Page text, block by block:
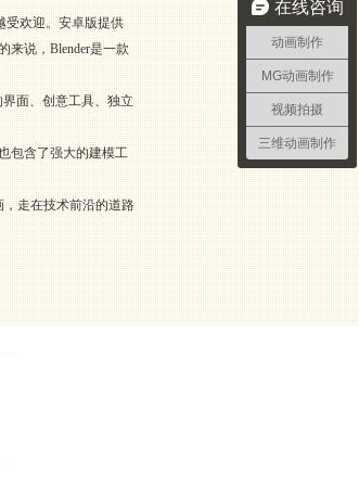
受欢迎。安卓版提供
来说，Blender是一款
面、创意工具、独立
包含了强大的建模工
走在技术前沿的道路
在线咨询
动画制作
MG动画制作
视频拍摄
三维动画制作